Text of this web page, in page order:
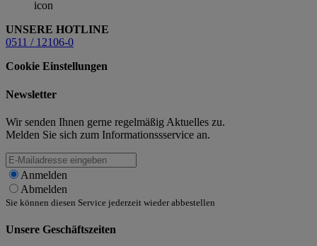
UNSERE HOTLINE
0511 / 12106-0
Cookie Einstellungen
Newsletter
Wir senden Ihnen gerne regelmäßig Aktuelles zu.
Melden Sie sich zum Informationssservice an.
Anmelden
Abmelden
Sie können diesen Service jederzeit wieder abbestellen
Unsere Geschäftszeiten